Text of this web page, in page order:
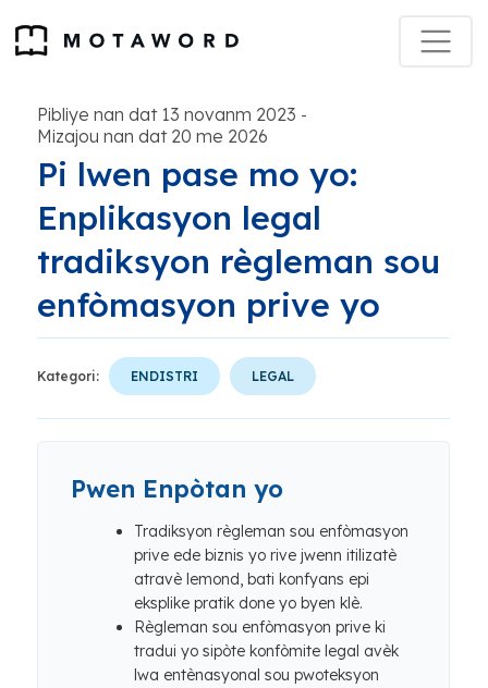
Pibliye nan dat 13 novanm 2023 -
Mizajou nan dat 20 me 2026
Pi lwen pase mo yo:
Enplikasyon legal
tradiksyon règleman sou
enfòmasyon prive yo
Kategori: ENDISTRI LEGAL
Pwen Enpòtan yo
Tradiksyon règleman sou enfòmasyon
prive ede biznis yo rive jwenn itilizatè
atravè lemond, bati konfyans epi
eksplike pratik done yo byen klè.
Règleman sou enfòmasyon prive ki
tradui yo sipòte konfòmite legal avèk
lwa entènasyonal sou pwoteksyon